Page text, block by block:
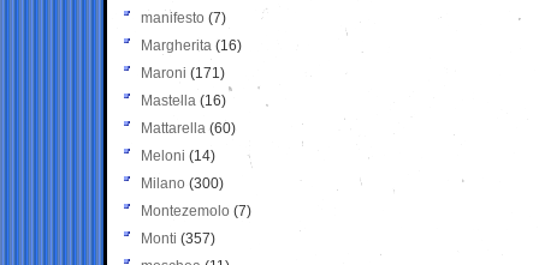
manifesto (7)
Margherita (16)
Maroni (171)
Mastella (16)
Mattarella (60)
Meloni (14)
Milano (300)
Montezemolo (7)
Monti (357)